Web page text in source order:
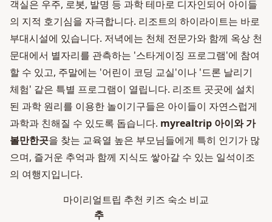
객실은 우주, 로봇, 발명 등 과학 테마로 디자인되어 아이들
의 지적 호기심을 자극합니다. 리조트의 하이라이트는 바로
부대시설에 있습니다. 저녁에는 천체 전문가와 함께 옥상 천
문대에서 별자리를 관측하는 '스타게이징 프로그램'에 참여
할 수 있고, 주말에는 '어린이 코딩 교실'이나 '드론 날리기
체험' 같은 특별 프로그램이 열립니다. 리조트 곳곳에 설치
된 과학 원리를 이용한 놀이기구들은 아이들이 자연스럽게
과학과 친해질 수 있도록 돕습니다. myrealtrip 아이와 가
볼만한곳을 찾는 교육열 높은 부모님들에게 특히 인기가 많
으며, 즐거운 추억과 함께 지식도 쌓아갈 수 있는 일석이조
의 여행지입니다.
마이리얼트립 추천 키즈 숙소 비교
추